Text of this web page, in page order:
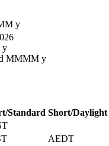
y
y
MMMM y
Standard Short/Daylight
AEDT